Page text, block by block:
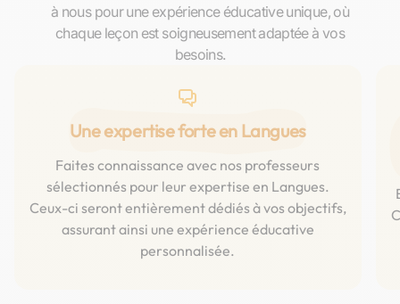
à nous pour une expérience éducative unique, où
chaque leçon est soigneusement adaptée à vos
besoins.
Une expertise forte en Langues
Faites connaissance avec nos professeurs
sélectionnés pour leur expertise en Langues.
Ceux-ci seront entièrement dédiés à vos objectifs,
assurant ainsi une expérience éducative
personnalisée.